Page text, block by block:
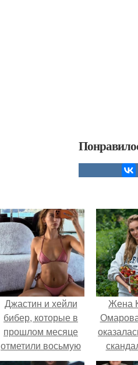
Джастин и хейли
бибер, которые в
прошлом месяце
отметили восьмую
годовщину
Жена